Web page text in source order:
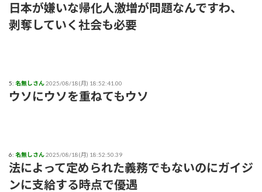
日本が嫌いな帰化人激増が問題なんですわ、
剥奪していく社会も必要
5: 名無しさん2025/08/18(月) 18:52:41.00
ウソにウソを重ねてもウソ
6: 名無しさん2025/08/18(月) 18:52:50.39
法によって定められた義務でもないのにガイジ
ンに支給する時点で優遇